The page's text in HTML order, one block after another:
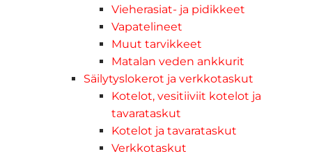
Vieherasiat- ja pidikkeet
Vapatelineet
Muut tarvikkeet
Matalan veden ankkurit
Säilytyslokerot ja verkkotaskut
Kotelot, vesitiiviit kotelot ja
tavarataskut
Kotelot ja tavarataskut
Verkkotaskut